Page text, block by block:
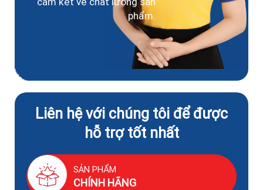
phẩm.
Liên hệ với chúng tôi để được
hỗ trợ tốt nhất
SẢN PHẨM
CHÍNH HÃNG